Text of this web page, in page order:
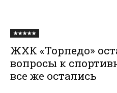
★★★★★
ЖХК «Торпедо»
вопросы к
все же остались